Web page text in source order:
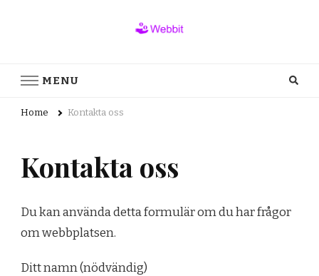
MENU
Home Kontakta oss
Kontakta oss
Du kan använda detta formulär om du har frågor
om webbplatsen.
Ditt namn (nödvändig)